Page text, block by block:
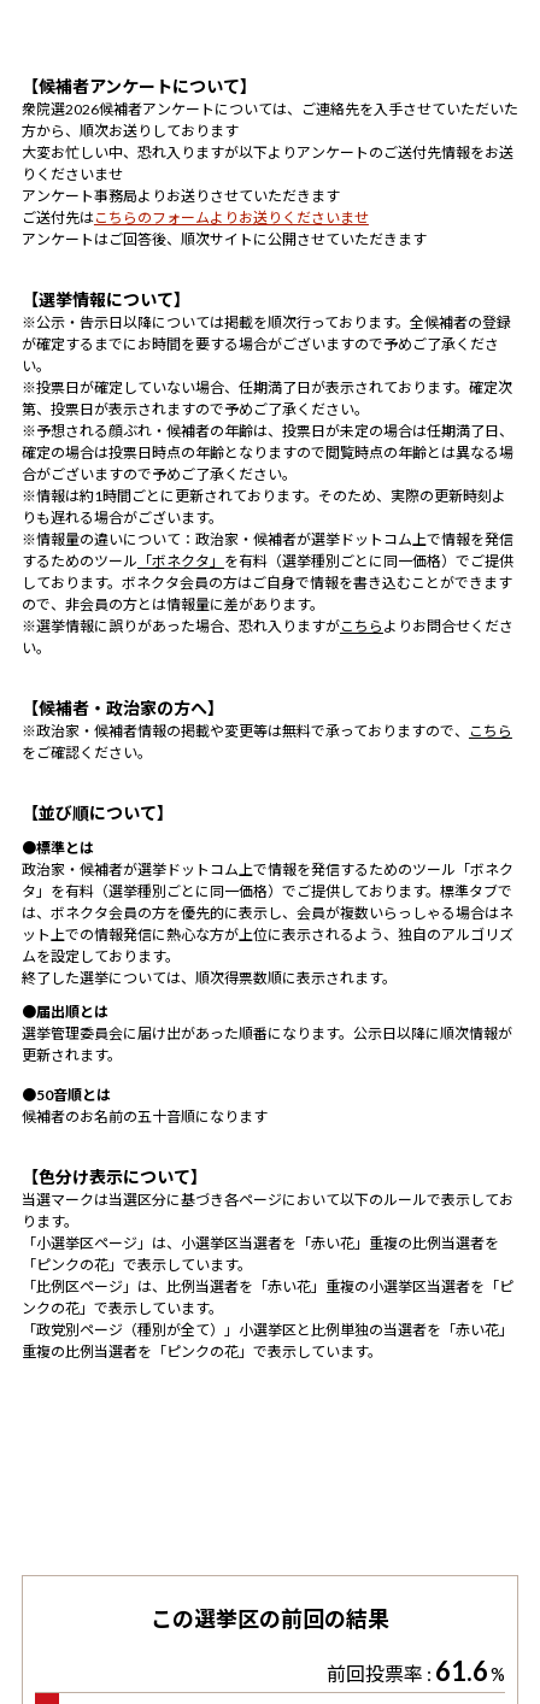
【候補者アンケートについて】
衆院選2026候補者アンケートについては、ご連絡先を入手させていただいた
方から、順次お送りしております
大変お忙しい中、恐れ入りますが以下よりアンケートのご送付先情報をお送
りくださいませ
アンケート事務局よりお送りさせていただきます
ご送付先はこちらのフォームよりお送りくださいませ
アンケートはご回答後、順次サイトに公開させていただきます
【選挙情報について】
※公示・告示日以降については掲載を順次行っております。全候補者の登録
が確定するまでにお時間を要する場合がございますので予めご了承くださ
い。
※投票日が確定していない場合、任期満了日が表示されております。確定次
第、投票日が表示されますので予めご了承ください。
※予想される顔ぶれ・候補者の年齢は、投票日が未定の場合は任期満了日、
確定の場合は投票日時点の年齢となりますので閲覧時点の年齢とは異なる場
合がございますので予めご了承ください。
※情報は約1時間ごとに更新されております。そのため、実際の更新時刻よ
りも遅れる場合がございます。
※情報量の違いについて：政治家・候補者が選挙ドットコム上で情報を発信
するためのツール 「ボネクタ」 を有料（選挙種別ごとに同一価格）でご提供
しております。ボネクタ会員の方はご自身で情報を書き込むことができます
ので、非会員の方とは情報量に差があります。
※選挙情報に誤りがあった場合、恐れ入りますがこちら よりお問合せくださ
い。
【候補者・政治家の方へ】
※政治家・候補者情報の掲載や変更等は無料で承っておりますので、
こちら
をご確認ください。
【並び順について】
●標準とは
政治家・候補者が選挙ドットコム上で情報を発信するためのツール「ボネク
タ」を有料（選挙種別ごとに同一価格）でご提供しております。標準タブで
は、ボネクタ会員の方を優先的に表示し、会員が複数いらっしゃる場合はネ
ット上での情報発信に熱心な方が上位に表示されるよう、独自のアルゴリズ
ムを設定しております。
終了した選挙については、順次得票数順に表示されます。
●届出順とは
選挙管理委員会に届け出があった順番になります。公示日以降に順次情報が
更新されます。
●50音順とは
候補者のお名前の五十音順になります
【色分け表示について】
当選マークは当選区分に基づき各ページにおいて以下のルールで表示してお
ります。
「小選挙区ページ」は、小選挙区当選者を「赤い花」重複の比例当選者を
「ピンクの花」で表示しています。
「比例区ページ」は、比例当選者を「赤い花」重複の小選挙区当選者を「ピ
ンクの花」で表示しています。
「政党別ページ（種別が全て）」小選挙区と比例単独の当選者を「赤い花」
重複の比例当選者を「ピンクの花」で表示しています。
この選挙区の前回の結果
前回投票率 : 61.6%